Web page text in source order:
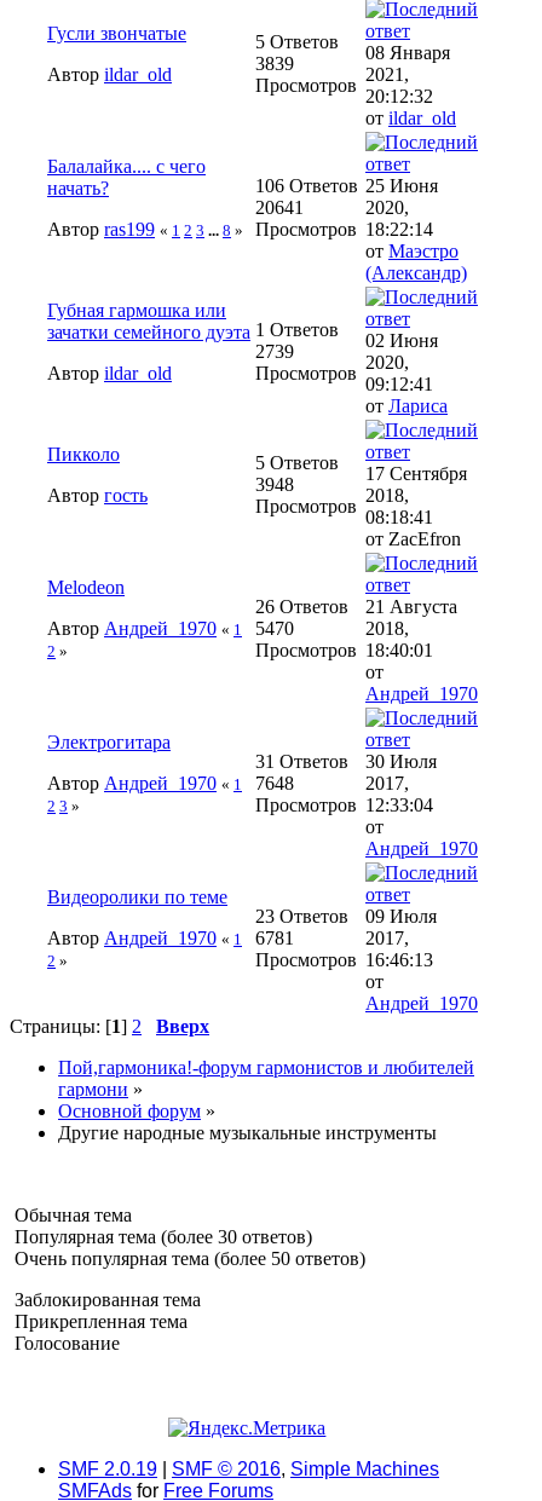
Гусли звончатые
Автор ildar_old
5 Ответов
3839
Просмотров
08 Января
2021,
20:12:32
от ildar_old
Балалайка.... с чего
начать?
Автор ras199 « 1 2 3 ... 8 »
106 Ответов
20641
Просмотров
25 Июня
2020,
18:22:14
от Маэстро
(Александр)
Губная гармошка или
зачатки семейного дуэта
Автор ildar_old
1 Ответов
2739
Просмотров
02 Июня
2020,
09:12:41
от Лариса
Пикколо
Автор гость
5 Ответов
3948
Просмотров
17 Сентября
2018,
08:18:41
от ZacEfron
Melodeon
Автор Андрей_1970 « 1
2 »
26 Ответов
5470
Просмотров
21 Августа
2018,
18:40:01
от
Андрей_1970
Электрогитара
Автор Андрей_1970 « 1
2 3 »
31 Ответов
7648
Просмотров
30 Июля
2017,
12:33:04
от
Андрей_1970
Видеоролики по теме
Автор Андрей_1970 « 1
2 »
23 Ответов
6781
Просмотров
09 Июля
2017,
16:46:13
от
Андрей_1970
Страницы: [1] 2
Вверх
Пой,гармоника!-форум гармонистов и любителей
гармони »
Основной форум »
Другие народные музыкальные инструменты
Обычная тема
Популярная тема (более 30 ответов)
Очень популярная тема (более 50 ответов)
Заблокированная тема
Прикрепленная тема
Голосование
SMF 2.0.19 SMF © 2016, Simple Machines
SMFAds for Free Forums